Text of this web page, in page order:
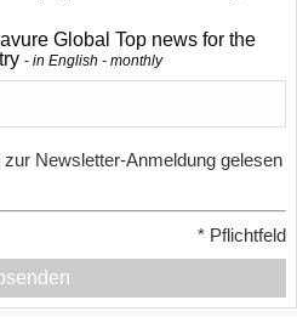
Global Top news for the
in English - monthly
Newsletter-Anmeldung gelesen
* Pflichtfeld